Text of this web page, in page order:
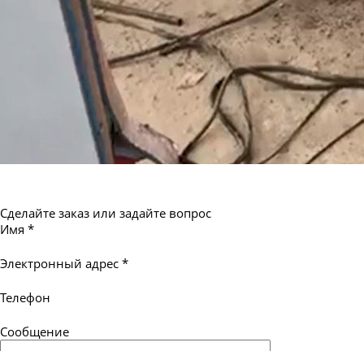
Сделайте заказ или задайте вопрос
Имя *
Электронный адрес *
Телефон
Сообщение